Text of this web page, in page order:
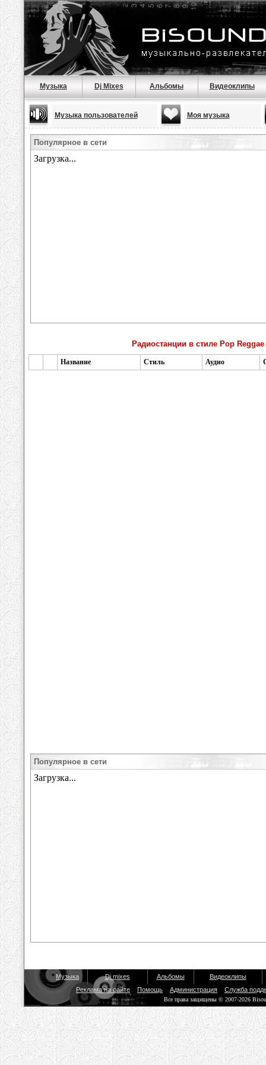
Музыка Dj Mixes Альбомы Видеоклипы
Музыка пользователей Моя музыка
Популярное в сети
Радиостанции в стиле Pop Reggae
Название Стиль Аудио
Популярное в сети
Музыка Dj mixes Альбомы
Видеоклипы
Реклама на сайте
Помощь Администрация Служба
Все права защищены © 2007-2026